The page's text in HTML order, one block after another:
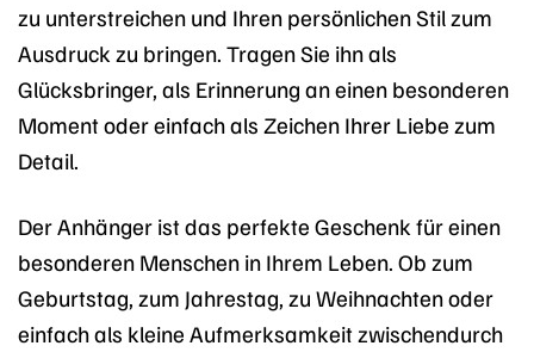
zu unterstreichen und Ihren persönlichen Stil zum
Ausdruck zu bringen. Tragen Sie ihn als
Glücksbringer, als Erinnerung an einen besonderen
Moment oder einfach als Zeichen Ihrer Liebe zum
Detail.
Der Anhänger ist das perfekte Geschenk für einen
besonderen Menschen in Ihrem Leben. Ob zum
Geburtstag, zum Jahrestag, zu Weihnachten oder
einfach als kleine Aufmerksamkeit zwischendurch